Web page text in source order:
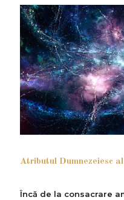
Atributul Dumnezeiesc
Încă de la consacrare